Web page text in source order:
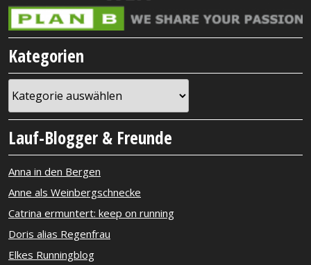
Kategorien
Lauf-Blogger & Freunde
Anna in den Bergen
Anne als Weinbergschnecke
Catrina ermuntert: keep on running
Doris alias Regenfrau
Elkes Runningblog